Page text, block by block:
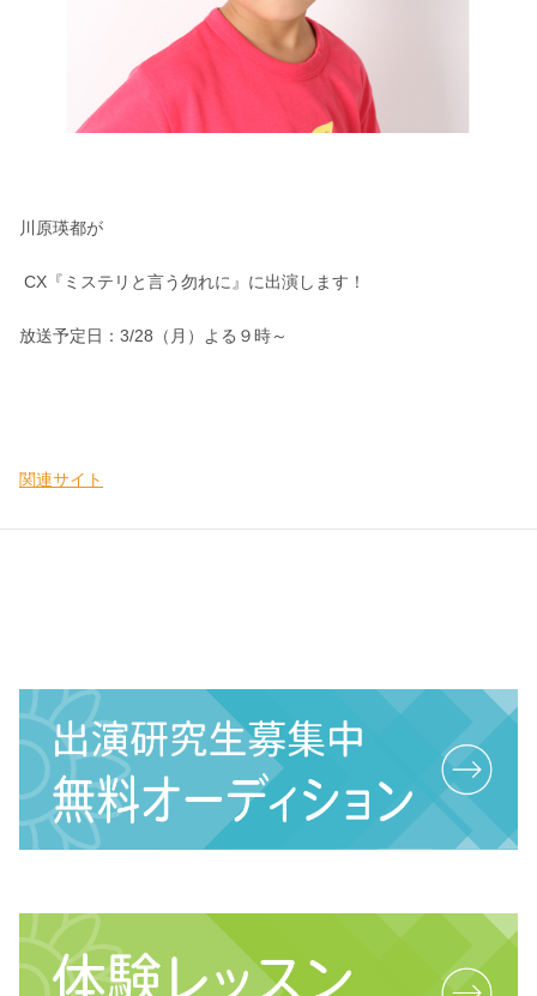
川原瑛都が
CX『ミステリと言う勿れに』に出演します！
放送予定日：3/28（月）よる９時～
関連サイト